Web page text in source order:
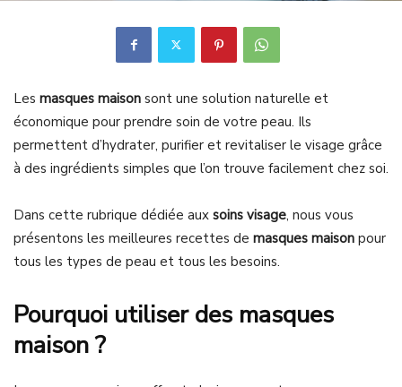
Les masques maison sont une solution naturelle et
économique pour prendre soin de votre peau. Ils
permettent d’hydrater, purifier et revitaliser le visage grâce
à des ingrédients simples que l’on trouve facilement chez soi.
Dans cette rubrique dédiée aux soins visage, nous vous
présentons les meilleures recettes de masques maison pour
tous les types de peau et tous les besoins.
Pourquoi utiliser des masques
maison ?